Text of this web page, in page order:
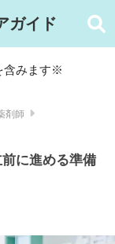
ガイド
含みます※
剤師
に進める準備